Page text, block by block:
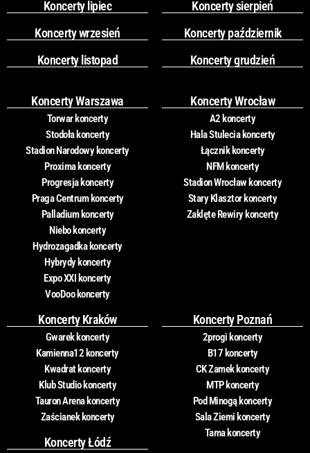
Koncerty lipiec
Koncerty sierpień
Koncerty wrzesień
Koncerty październik
Koncerty listopad
Koncerty grudzień
Koncerty Warszawa
Torwar koncerty
Stodoła koncerty
Stadion Narodowy koncerty
Proxima koncerty
Progresja koncerty
Praga Centrum koncerty
Palladium koncerty
Niebo koncerty
Hydrozagadka koncerty
Hybrydy koncerty
Expo XXI koncerty
VooDoo koncerty
Koncerty Wrocław
A2 koncerty
Hala Stulecia koncerty
Łącznik koncerty
NFM koncerty
Stadion Wrocław koncerty
Stary Klasztor koncerty
Zaklęte Rewiry koncerty
Koncerty Kraków
Gwarek koncerty
Kamienna12 koncerty
Kwadrat koncerty
Klub Studio koncerty
Tauron Arena koncerty
Zaścianek koncerty
Koncerty Łódź
Koncerty Poznań
2progi koncerty
B17 koncerty
CK Zamek koncerty
MTP koncerty
Pod Minogą koncerty
Sala Ziemi koncerty
Tama koncerty